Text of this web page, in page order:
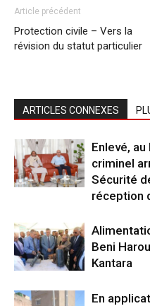
Article précédent
Protection civile – Vers la
révision du statut particulier
ARTICLES CONNEXES
Enlevé,
criminel
Sécurité
réception
Beni
Kantara
En